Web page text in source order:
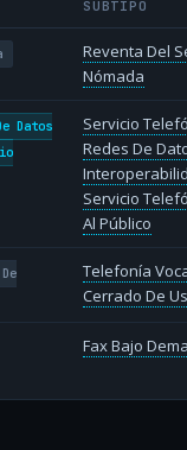
SUBTIPO
Reventa Del
Nómada
Datos
Servicio
Redes De
Servicio
Al Público
Telefonía
Cerrado De
Fax Bajo